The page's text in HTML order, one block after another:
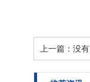
上一篇：没